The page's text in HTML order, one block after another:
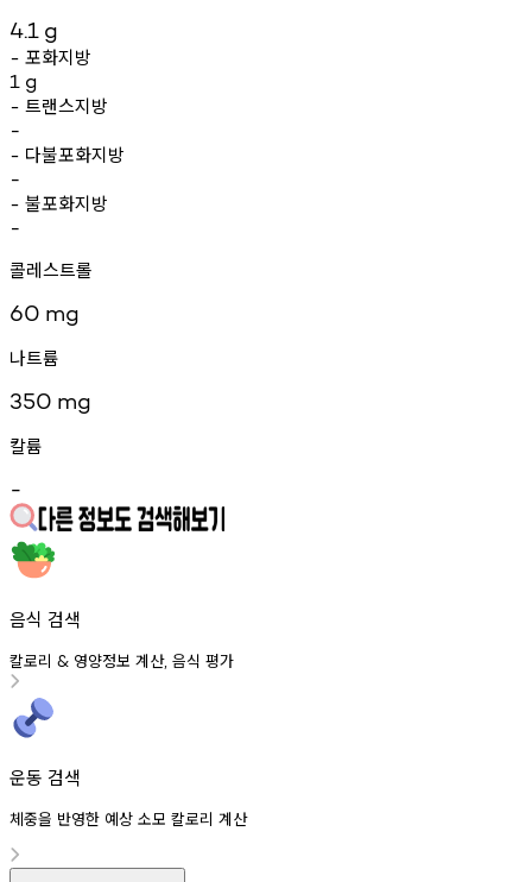
4.1 g
- 포화지방
1 g
- 트랜스지방
-
- 다불포화지방
-
- 불포화지방
-
콜레스트롤
60 mg
나트륨
350 mg
칼륨
-
음식 검색
칼로리 & 영양정보 계산, 음식 평가
운동 검색
체중을 반영한 예상 소모 칼로리 계산